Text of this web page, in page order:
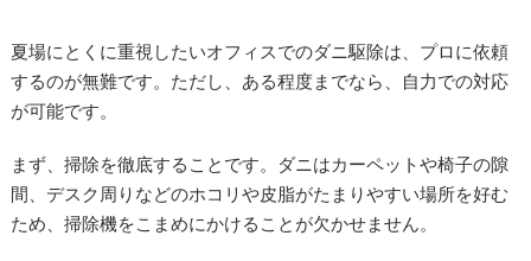
夏場にとくに重視したいオフィスでのダニ駆除は、プロに依頼
するのが無難です。ただし、ある程度までなら、自力での対応
が可能です。
まず、掃除を徹底することです。ダニはカーペットや椅子の隙
間、デスク周りなどのホコリや皮脂がたまりやすい場所を好む
ため、掃除機をこまめにかけることが欠かせません。